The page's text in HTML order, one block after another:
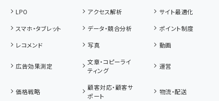
LPO
アクセス解析
サイト最適化
スマホ・タブレット
データ・競合分析
ポイント制度
レコメンド
写真 動画
広告効果測定
文章・コピーライ
ティング
運営
価格戦略
顧客対応・顧客サ
ポート
物流・配送